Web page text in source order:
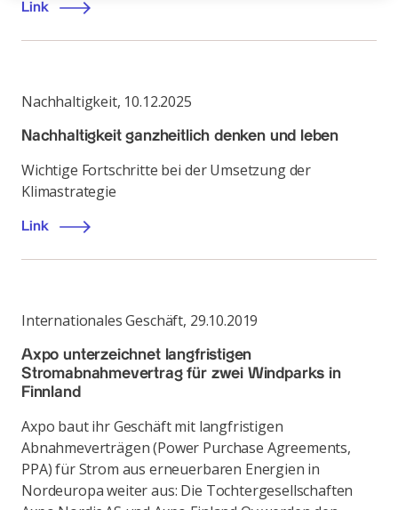
Link
Nachhaltigkeit, 10.12.2025
Nachhaltigkeit ganzheitlich denken und leben
Wichtige Fortschritte bei der Umsetzung der
Klimastrategie
Link
Internationales Geschäft, 29.10.2019
Axpo unterzeichnet langfristigen
Stromabnahmevertrag für zwei Windparks in
Finnland
Axpo baut ihr Geschäft mit langfristigen
Abnahmeverträgen (Power Purchase Agreements,
PPA) für Strom aus erneuerbaren Energien in
Nordeuropa weiter aus: Die Tochtergesellschaften